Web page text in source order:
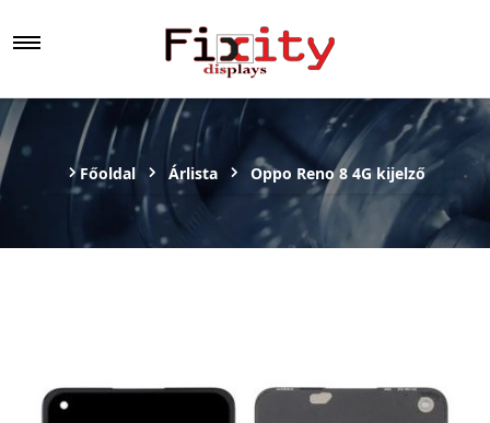
Főoldal Árlista Oppo Reno 8 4G kijelző